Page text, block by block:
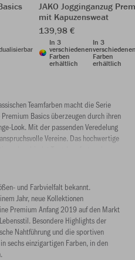
JAKO Jogginganzug
mit Kapuzensweat
139,98 €
In 3
verschiedenen
Farben
erhältlich
In 3
Farben
erhältlich
Teamfarben macht die Serie
Basics überzeugen durch ihren
Look. Mit der passenden Veredelung
Vereine. Das hochwertige
und verbindet Tragekomfort und
und Farbvielfalt bekannt.
Jahr, neue Kollektionen
Premium Anfang 2019 auf den Markt
Besondere Highlights der
Nahtführung und die sportiven
sechs einzigartigen Farben, in den